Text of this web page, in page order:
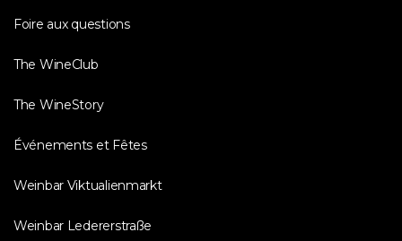
Foire aux questions
The WineClub
The WineStory
Événements et Fêtes
Weinbar Viktualienmarkt
Weinbar Ledererstraße